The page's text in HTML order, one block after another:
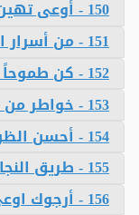
150 - أوعى تهين نفسك في الامتحانات
151 - من أسرار الدعاء - اسم الله الأعظم
152 - كن طموحاً - قصة من السعودية
153 - خواطر من داخل حلبة مصارعة الثيران
154 - أحسن الظن بالله
155 - طريق النجاح
156 - أرجوك اوعى تغضب أمك